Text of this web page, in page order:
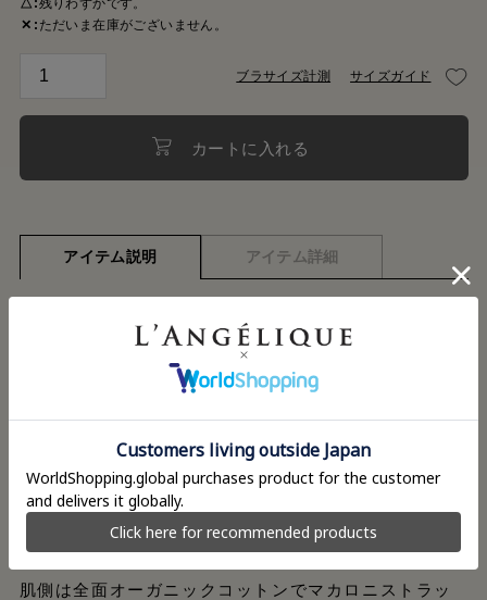
△ 残りわずかです。
✕
ただいま在庫がございません。
ブラサイズ計測 サイズガイド
カートに入れる
アイテム説明 アイテム詳細
崇高な魅力を放つリバーレースは卓越した技術と美意
識の融合により生み出されたもの。
艶やかなオーガニックコットン100％の天竺を組み合わ
せ、着心地も快適に。豊かな日常に溶け込む優美なコ
レクション。
フランス製のクラシカルなコードレースが胸元を彩る
メガネタイプのブラジャー。
肌側は全面オーガニックコットンでマカロニストラッ